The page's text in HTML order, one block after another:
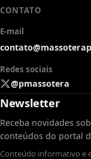
CONTATO
E-mail
Redes sociais
@pmassotera
Newsletter
Receba novidades
conteúdos do portal
Conteúdo informativo e